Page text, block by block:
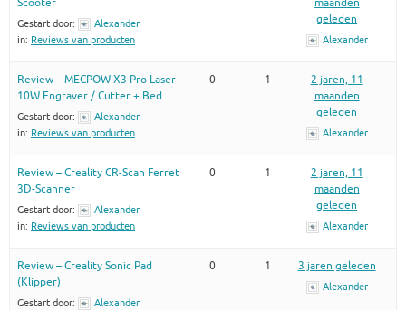
Gestart door:
Alexander
in: Reviews van producten
geleden
Alexander
Review – MECPOW X3 Pro Laser
10W Engraver / Cutter + Bed
Gestart door:
Alexander
in: Reviews van producten
0 1
2 jaren, 11
maanden
geleden
Alexander
Review – Creality CR-Scan Ferret
3D-Scanner
Gestart door:
Alexander
in: Reviews van producten
0 1
2 jaren, 11
maanden
geleden
Alexander
Review – Creality Sonic Pad
(Klipper)
Gestart door:
Alexander
0 1 3 jaren geleden
Alexander